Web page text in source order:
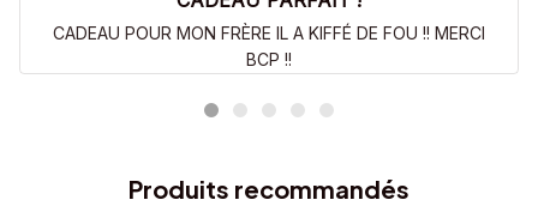
CADEAU POUR MON FRÈRE IL A KIFFÉ DE FOU !! MERCI
BCP !!
Produits recommandés